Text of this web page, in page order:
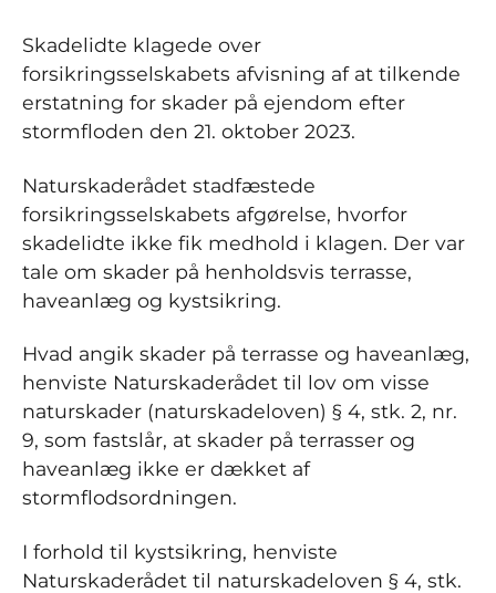
Skadelidte klagede over
forsikringsselskabets afvisning af at tilkende
erstatning for skader på ejendom efter
stormfloden den 21. oktober 2023.
Naturskaderådet stadfæstede
forsikringsselskabets afgørelse, hvorfor
skadelidte ikke fik medhold i klagen. Der var
tale om skader på henholdsvis terrasse,
haveanlæg og kystsikring.
Hvad angik skader på terrasse og haveanlæg,
henviste Naturskaderådet til lov om visse
naturskader (naturskadeloven) § 4, stk. 2, nr.
9, som fastslår, at skader på terrasser og
haveanlæg ikke er dækket af
stormflodsordningen.
I forhold til kystsikring, henviste
Naturskaderådet til naturskadeloven § 4, stk.